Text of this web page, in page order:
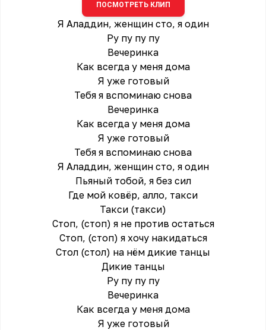
ПОСМОТРЕТЬ КЛИП
Я Аладдин, женщин сто, я один
Ру пу пу пу
Вечеринка
Как всегда у меня дома
Я уже готовый
Тебя я вспоминаю снова
Вечеринка
Как всегда у меня дома
Я уже готовый
Тебя я вспоминаю снова
Я Аладдин, женщин сто, я один
Пьяный тобой, я без сил
Где мой ковёр, алло, такси
Такси (такси)
Стоп, (стоп) я не против остаться
Стоп, (стоп) я хочу накидаться
Стол (стол) на нём дикие танцы
Дикие танцы
Ру пу пу пу
Вечеринка
Как всегда у меня дома
Я уже готовый